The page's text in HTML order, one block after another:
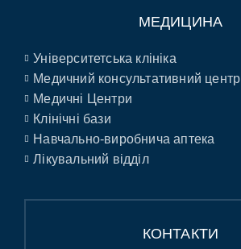
МЕДИЦИНА
Університетська клініка
Медичний консультативний центр
Медичні Центри
Клінічні бази
Навчально-виробнича аптека
Лікувальний відділ
КОНТАКТИ